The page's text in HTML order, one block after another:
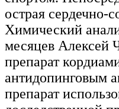
острая сердечно-
Химический
месяцев
препарат
антидопинговым
препарат